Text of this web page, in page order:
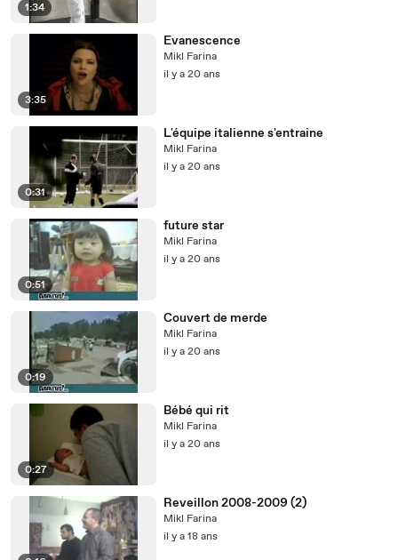
1:34
3:35
Evanescence
Mikl Farina
il y a 20 ans
0:31
L'équipe italienne s'entraine
Mikl Farina
il y a 20 ans
0:51
future star
Mikl Farina
il y a 20 ans
0:19
Couvert de merde
Mikl Farina
il y a 20 ans
0:27
Bébé qui rit
Mikl Farina
il y a 20 ans
Reveillon 2008-2009 (2)
Mikl Farina
il y a 18 ans